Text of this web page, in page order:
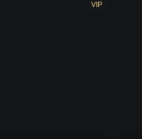
VIP